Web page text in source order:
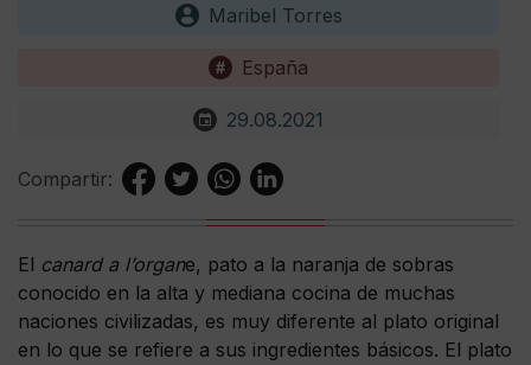
Maribel Torres
España
29.08.2021
Compartir:
El canard a l’organe, pato a la naranja de sobras
conocido en la alta y mediana cocina de muchas
naciones civilizadas, es muy diferente al plato original
en lo que se refiere a sus ingredientes básicos. El plato